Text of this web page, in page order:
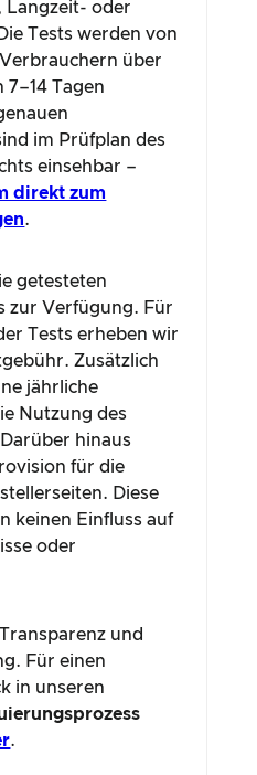
Langzeit- oder
Tests werden von
über
Tagen
im Prüfplan des
einsehbar –
direkt zum
.
getesteten
zur Verfügung. Für
Tests erheben wir
Zusätzlich
jährliche
Nutzung des
hinaus
für die
Diese
keinen Einfluss auf
oder
und
Für einen
in unseren
.